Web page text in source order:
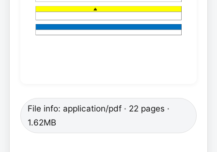
File info: application/pdf · 22 pages ·
1.62MB